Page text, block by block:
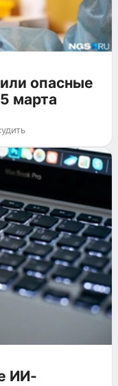
опасные
марта
ИИ-